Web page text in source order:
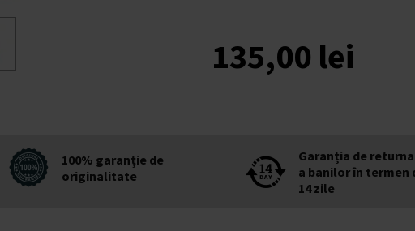
135,00 lei
100% garanție de
originalitate
Garanția de
a banilor în termen
14 zile